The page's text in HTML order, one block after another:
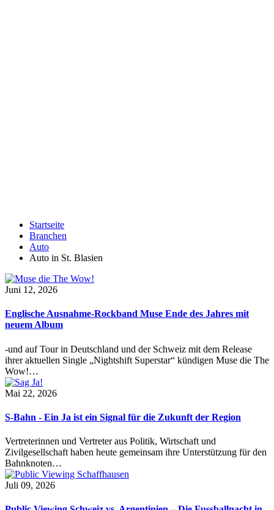
Startseite
Branchen
Auto
Auto in St. Blasien
Juni 12, 2026
Englische Ausnahme-Rockband Muse Ende des Jahres mit
neuem Album
-und auf Tour in Deutschland und der Schweiz mit dem Release
ihrer aktuellen Single „Nightshift Superstar“ kündigen Muse die The
Wow!…
Mai 22, 2026
S-Bahn - Ein Ja ist ein Signal für die Zukunft der Region
Vertreterinnen und Vertreter aus Politik, Wirtschaft und
Zivilgesellschaft haben heute gemeinsam ihre Unterstützung für den
Bahnknoten…
Juli 09, 2026